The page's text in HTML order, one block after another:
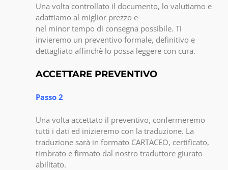
Una volta controllato il documento, lo valutiamo e
adattiamo al miglior prezzo e
nel minor tempo di consegna possibile. Ti
invieremo un preventivo formale, definitivo e
dettagliato affinchè lo possa leggere con cura.
ACCETTARE PREVENTIVO
Passo 2
Una volta accettato il preventivo, confermeremo
tutti i dati ed inizieremo con la traduzione. La
traduzione sarà in formato CARTACEO, certificato,
timbrato e firmato dal nostro traduttore giurato
abilitato.